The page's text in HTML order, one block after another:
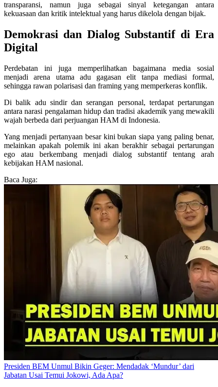
transparansi, namun juga sebagai sinyal ketegangan antara
kekuasaan dan kritik intelektual yang harus dikelola dengan bijak.
Demokrasi dan Dialog Substantif di Era
Digital
Perdebatan ini juga memperlihatkan bagaimana media sosial
menjadi arena utama adu gagasan elit tanpa mediasi formal,
sehingga rawan polarisasi dan framing yang memperkeras konflik.
Di balik adu sindir dan serangan personal, terdapat pertarungan
antara narasi pengalaman hidup dan tradisi akademik yang mewakili
wajah berbeda dari perjuangan HAM di Indonesia.
Yang menjadi pertanyaan besar kini bukan siapa yang paling benar,
melainkan apakah polemik ini akan berakhir sebagai pertarungan
ego atau berkembang menjadi dialog substantif tentang arah
kebijakan HAM nasional.
Baca Juga:
Presiden BEM Unmul Bikin Geger: Mendadak ‘Mundur’ dari
Jabatan Usai Temui Jokowi, Ada Apa?